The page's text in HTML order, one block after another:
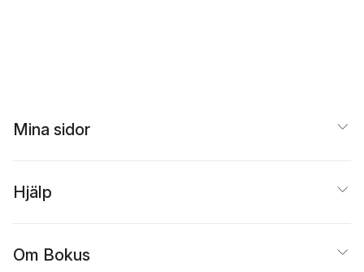
Mina sidor
Hjälp
Om Bokus